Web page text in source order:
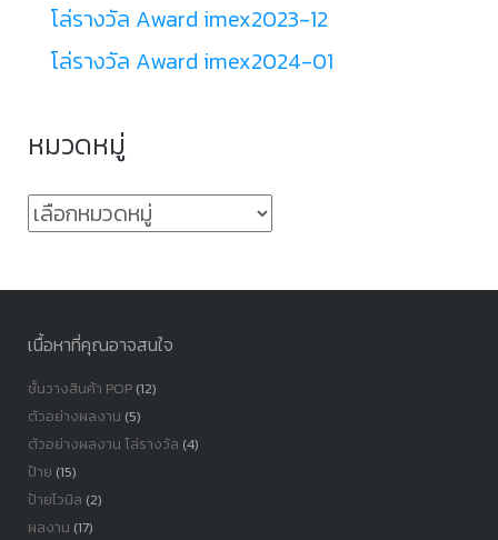
โล่รางวัล Award imex2023-12
โล่รางวัล Award imex2024-01
หมวดหมู่
หมวด
เนื้อหาที่คุณอาจสนใจ
ชั้นวางสินค้า POP(12)
ตัวอย่างผลงาน (5)
ตัวอย่างผลงาน โล่รางวัล (4)
ป้าย (15)
ป้ายไวนิล (2)
ผลงาน (17)